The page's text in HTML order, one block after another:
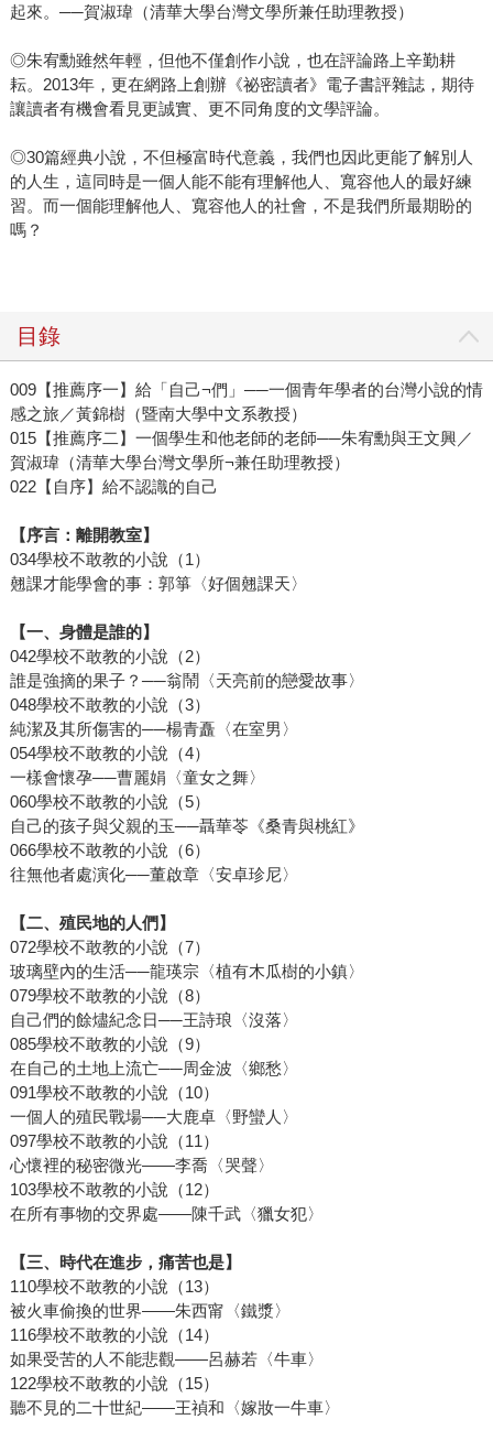
起來。──賀淑瑋（清華大學台灣文學所兼任助理教授）
◎朱宥勳雖然年輕，但他不僅創作小說，也在評論路上辛勤耕
耘。2013年，更在網路上創辦《祕密讀者》電子書評雜誌，期待
讓讀者有機會看見更誠實、更不同角度的文學評論。
◎30篇經典小說，不但極富時代意義，我們也因此更能了解別人
的人生，這同時是一個人能不能有理解他人、寬容他人的最好練
習。而一個能理解他人、寬容他人的社會，不是我們所最期盼的
嗎？
目錄
009【推薦序一】給「自己¬們」──一個青年學者的台灣小說的情
感之旅／黃錦樹（暨南大學中文系教授）
015【推薦序二】一個學生和他老師的老師──朱宥勳與王文興／
賀淑瑋（清華大學台灣文學所¬兼任助理教授）
022【自序】給不認識的自己
【序言：離開教室】
034學校不敢教的小說（1）
翹課才能學會的事：郭箏〈好個翹課天〉
【一、身體是誰的】
042學校不敢教的小說（2）
誰是強摘的果子？──翁鬧〈天亮前的戀愛故事〉
048學校不敢教的小說（3）
純潔及其所傷害的──楊青矗〈在室男〉
054學校不敢教的小說（4）
一樣會懷孕──曹麗娟〈童女之舞〉
060學校不敢教的小說（5）
自己的孩子與父親的玉──聶華苓《桑青與桃紅》
066學校不敢教的小說（6）
往無他者處演化──董啟章〈安卓珍尼〉
【二、殖民地的人們】
072學校不敢教的小說（7）
玻璃壁內的生活──龍瑛宗〈植有木瓜樹的小鎮〉
079學校不敢教的小說（8）
自己們的餘燼紀念日──王詩琅〈沒落〉
085學校不敢教的小說（9）
在自己的土地上流亡──周金波〈鄉愁〉
091學校不敢教的小說（10）
一個人的殖民戰場──大鹿卓〈野蠻人〉
097學校不敢教的小說（11）
心懷裡的秘密微光——李喬〈哭聲〉
103學校不敢教的小說（12）
在所有事物的交界處——陳千武〈獵女犯〉
【三、時代在進步，痛苦也是】
110學校不敢教的小說（13）
被火車偷換的世界——朱西甯〈鐵漿〉
116學校不敢教的小說（14）
如果受苦的人不能悲觀——呂赫若〈牛車〉
122學校不敢教的小說（15）
聽不見的二十世紀——王禎和〈嫁妝一牛車〉